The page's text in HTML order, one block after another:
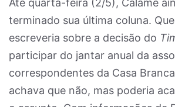
Até quarta-feira (2/5), Calame
terminado sua última coluna.
escreveria sobre a decisão do
participar do jantar anual da
correspondentes da Casa
achava que não, mas poderia